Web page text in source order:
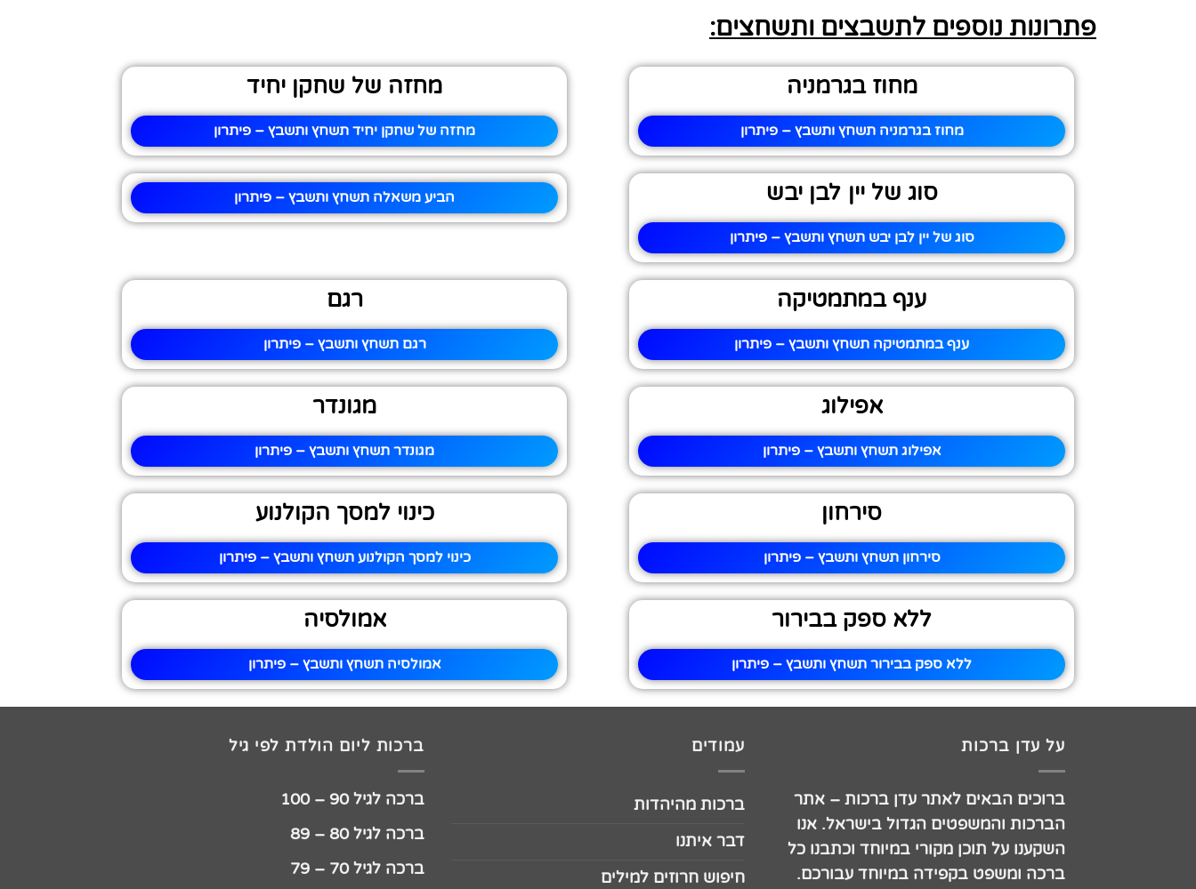
פתרונות נוספים לתשבצים ותשחצים:
מחוז בגרמניה
מחוז בגרמניה תשחץ ותשבץ – פיתרון
מחזה של שחקן יחיד
מחזה של שחקן יחיד תשחץ ותשבץ – פיתרון
סוג של יין לבן יבש
סוג של יין לבן יבש תשחץ ותשבץ – פיתרון
הביע משאלה תשחץ ותשבץ – פיתרון
ענף במתמטיקה
ענף במתמטיקה תשחץ ותשבץ – פיתרון
רגם
רגם תשחץ ותשבץ – פיתרון
אפילוג
אפילוג תשחץ ותשבץ – פיתרון
מגונדר
מגונדר תשחץ ותשבץ – פיתרון
סירחון
סירחון תשחץ ותשבץ – פיתרון
כינוי למסך הקולנוע
כינוי למסך הקולנוע תשחץ ותשבץ – פיתרון
ללא ספק בבירור
ללא ספק בבירור תשחץ ותשבץ – פיתרון
אמולסיה
אמולסיה תשחץ ותשבץ – פיתרון
על עדן ברכות
ברוכים הבאים לאתר עדן ברכות – אתר
הברכות והמשפטים הגדול בישראל. אנו
השקענו על תוכן מקורי במיוחד וכתבנו כל
ברכה ומשפט בקפידה במיוחד עבורכם.
עמודים
ברכות מהיהדות
דבר איתנו
חיפוש חרוזים למילים
ברכות ליום הולדת לפי גיל
ברכה לגיל 90 – 100
ברכה לגיל 80 – 89
ברכה לגיל 70 – 79